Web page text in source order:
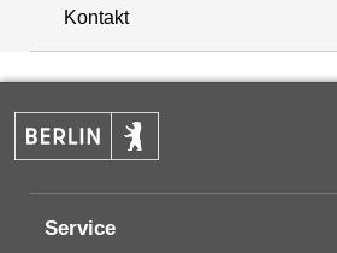
+
−
Kontakt
Service